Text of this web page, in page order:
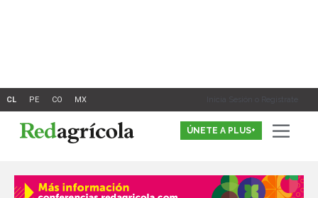
Inicia Sesión o Registrate
ÚNETE A PLUS+